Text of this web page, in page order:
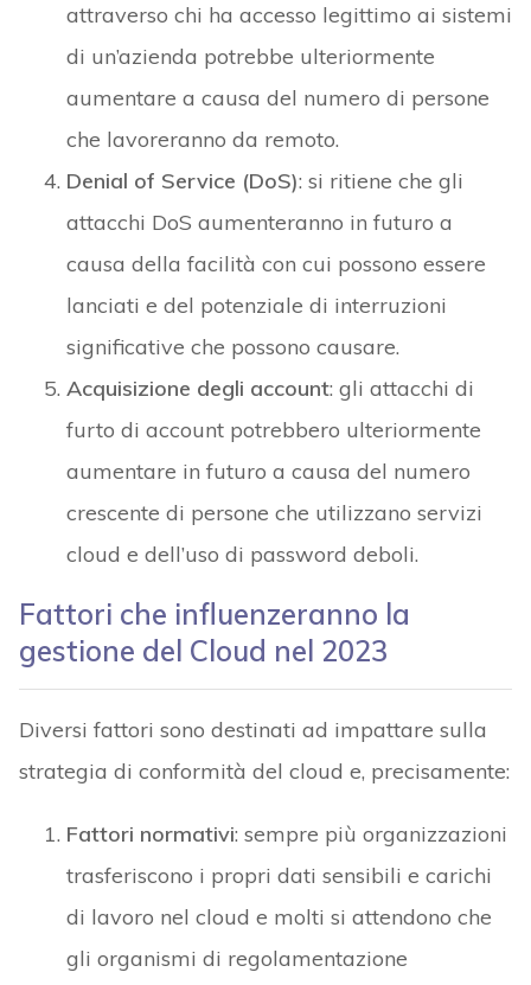
attraverso chi ha accesso legittimo ai sistemi
di un’azienda potrebbe ulteriormente
aumentare a causa del numero di persone
che lavoreranno da remoto.
Denial of Service (DoS): si ritiene che gli
attacchi DoS aumenteranno in futuro a
causa della facilità con cui possono essere
lanciati e del potenziale di interruzioni
significative che possono causare.
Acquisizione degli account: gli attacchi di
furto di account potrebbero ulteriormente
aumentare in futuro a causa del numero
crescente di persone che utilizzano servizi
cloud e dell’uso di password deboli.
Fattori che influenzeranno la
gestione del Cloud nel 2023
Diversi fattori sono destinati ad impattare sulla
strategia di conformità del cloud e, precisamente:
Fattori normativi: sempre più organizzazioni
trasferiscono i propri dati sensibili e carichi
di lavoro nel cloud e molti si attendono che
gli organismi di regolamentazione